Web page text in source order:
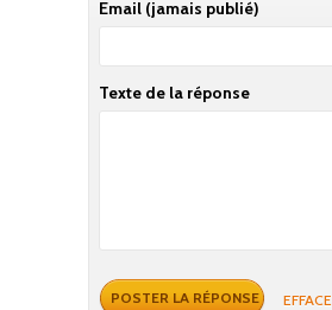
Email (jamais publié)
Texte de la réponse